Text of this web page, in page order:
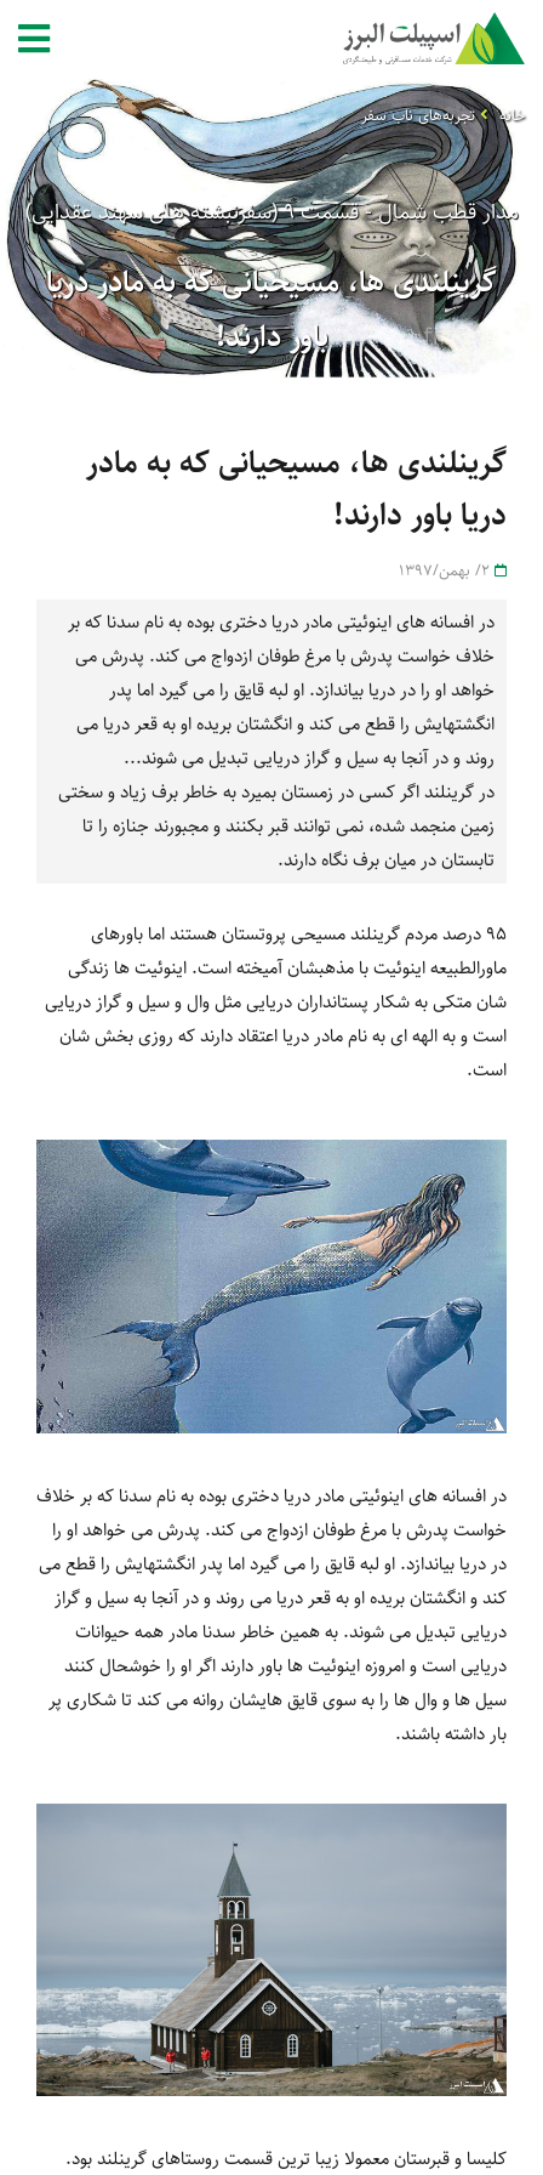
خانه تجربه‌های ناب سفر
مدار قطب شمال - قسمت 9 (سفرنبشته های سهند عقدایی)
گرینلندی ها، مسیحیانی که به مادر دریا
باور دارند!
گرینلندی ها، مسیحیانی که به مادر
دریا باور دارند!
در افسانه های اینوئیتی مادر دریا دختری بوده به نام سدنا که بر
خلاف خواست پدرش با مرغ طوفان ازدواج می کند. پدرش می
خواهد او را در دریا بیاندازد. او لبه قایق را می گیرد اما پدر
انگشتهایش را قطع می کند و انگشتان بریده او به قعر دریا می
روند و در آنجا به سیل و گراز دریایی تبدیل می شوند...
در گرینلند اگر کسی در زمستان بمیرد به خاطر برف زیاد و سختی
زمین منجمد شده، نمی توانند قبر بکنند و مجبورند جنازه را تا
تابستان در میان برف نگاه دارند.
95 درصد مردم گرینلند مسیحی پروتستان هستند اما باورهای
ماورالطبیعه اینوئیت با مذهبشان آمیخته است. اینوئیت ها زندگی
شان متکی به شکار پستانداران دریایی مثل وال و سیل و گراز دریایی
است و به الهه ای به نام مادر دریا اعتقاد دارند که روزی بخش شان
است.
در افسانه های اینوئیتی مادر دریا دختری بوده به نام سدنا که بر خلاف
خواست پدرش با مرغ طوفان ازدواج می کند. پدرش می خواهد او را
در دریا بیاندازد. او لبه قایق را می گیرد اما پدر انگشتهایش را قطع می
کند و انگشتان بریده او به قعر دریا می روند و در آنجا به سیل و گراز
دریایی تبدیل می شوند. به همین خاطر سدنا مادر همه حیوانات
دریایی است و امروزه اینوئیت ها باور دارند اگر او را خوشحال کنند
سیل ها و وال ها را به سوی قایق هایشان روانه می کند تا شکاری پر
بار داشته باشند.
کلیسا و قبرستان معمولا زیبا ترین قسمت روستاهای گرینلند بود.